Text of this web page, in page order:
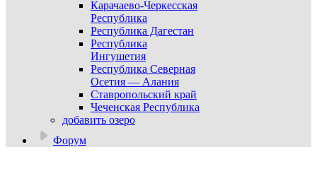
Карачаево-Черкесская
Республика
Республика Дагестан
Республика
Ингушетия
Республика Северная
Осетия — Алания
Ставропольский край
Чеченская Республика
добавить озеро
Форум